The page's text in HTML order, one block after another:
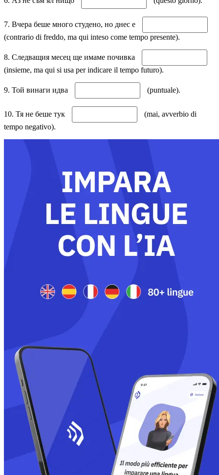
7. Вчера беше много студено, но днес е
(contrario di freddo, ma qui inteso come tempo presente).
8. Следващия месец ще имаме почивка
(insieme, ma qui si usa per indicare il tempo futuro).
9. Той винаги идва (puntuale).
10. Тя не беше тук
(mai, avverbio di
tempo negativo).